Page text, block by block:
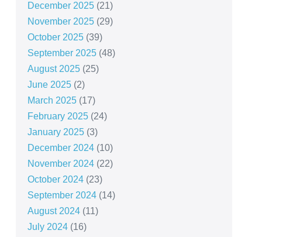
December 2025(21)
November 2025(29)
October 2025(39)
September 2025(48)
August 2025(25)
June 2025(2)
March 2025(17)
February 2025(24)
January 2025(3)
December 2024(10)
November 2024(22)
October 2024(23)
September 2024(14)
August 2024(11)
July 2024(16)